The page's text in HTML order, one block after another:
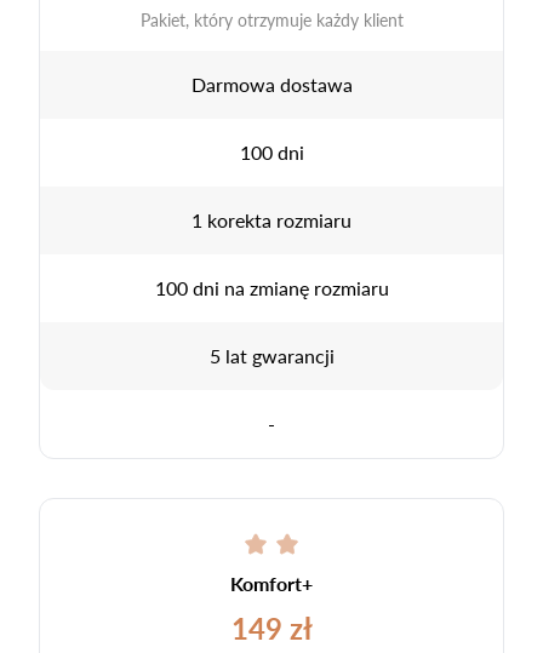
Pakiet, który otrzymuje każdy klient
Darmowa dostawa
100 dni
1 korekta rozmiaru
100 dni na zmianę rozmiaru
5 lat gwarancji
-
Komfort+
149 zł